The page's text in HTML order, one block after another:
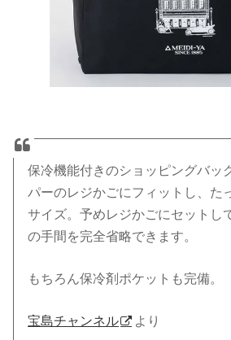
保冷機能付きのショッピングバッ
パーのレジかごにフィットし、た
サイズ。予めレジかごにセットし
の手間を完全省略できます。
もちろん保冷剤ポケットも完備。
宝島チャンネル より